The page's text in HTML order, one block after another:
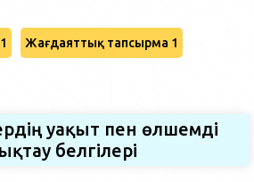
Жағдаяттық тапсырма 1
уақыт пен өлшемді
белгілері